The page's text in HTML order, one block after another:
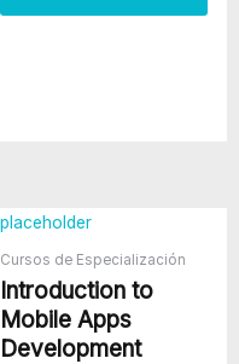
Cursos de Especialización
Introduction to
Mobile Apps
Development